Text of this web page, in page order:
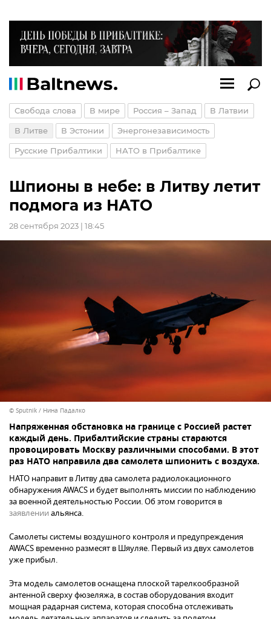
Свобода слова В мире Россия – Запад В Латвии
В Литве В Эстонии Энергонезависимость
Русские Прибалтики НАТО в Прибалтике
Шпионы в небе: в Литву летит
подмога из НАТО
28 сентября 2023 | 18:45
© Sputnik / Нина Падалко
Напряженная обстановка на границе с Россией растет
каждый день. Прибалтийские страны стараются
провоцировать Москву различными способами. В этот
раз НАТО направила два самолета шпионить с воздуха.
НАТО направит в Литву два самолета радиолокационного
обнаружения AWACS и будет выполнять миссии по наблюдению
за военной деятельностью России. Об этом говорится в
заявленииальянса.
Самолеты системы воздушного контроля и предупреждения
AWACS временно размесят в Шяуляе. Первый из двух самолетов
уже прибыл.
Эта модель самолетов оснащена плоской тарелкообразной
антенной сверху фюзеляжа, в состав оборудования входит
мощная радарная система, которая способна отслеживать